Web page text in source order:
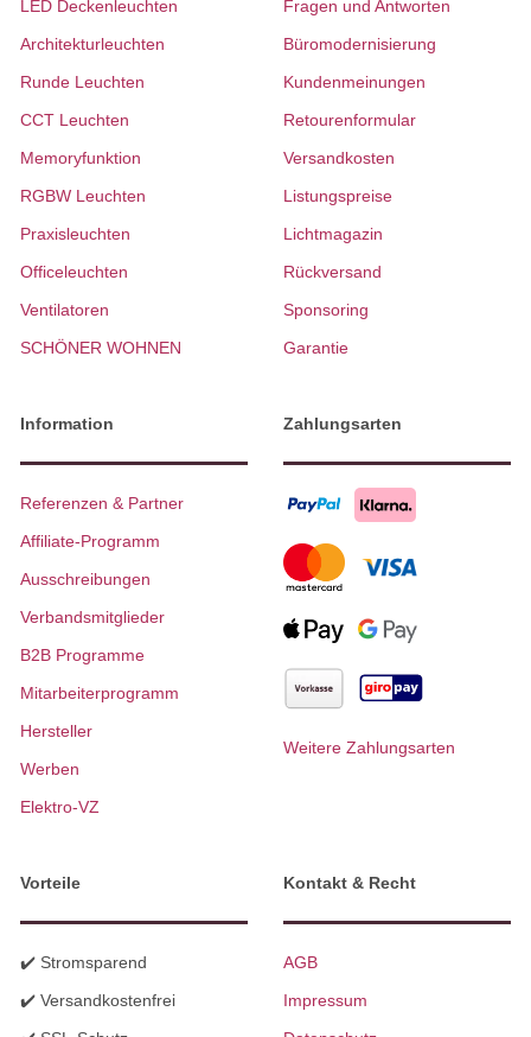
LED Deckenleuchten
Architekturleuchten
Runde Leuchten
CCT Leuchten
Memoryfunktion
RGBW Leuchten
Praxisleuchten
Officeleuchten
Ventilatoren
SCHÖNER WOHNEN
Fragen und Antworten
Büromodernisierung
Kundenmeinungen
Retourenformular
Versandkosten
Listungspreise
Lichtmagazin
Rückversand
Sponsoring
Garantie
Information
Referenzen & Partner
Affiliate-Programm
Ausschreibungen
Verbandsmitglieder
B2B Programme
Mitarbeiterprogramm
Hersteller
Werben
Elektro-VZ
Zahlungsarten
Weitere Zahlungsarten
Vorteile
✔️ Stromsparend
✔️ Versandkostenfrei
Kontakt & Recht
AGB
Impressum